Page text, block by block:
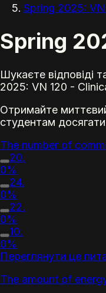
Spring 2025:
Spring
Шукаєте відповіді
2025: VN 120 -
Отримайте
студентам досягати
The number of
20.
0%
24.
0%
22.
0%
10.
0%
Переглянути це
The amount of